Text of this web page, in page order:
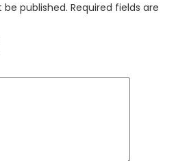
be published. Required fields are